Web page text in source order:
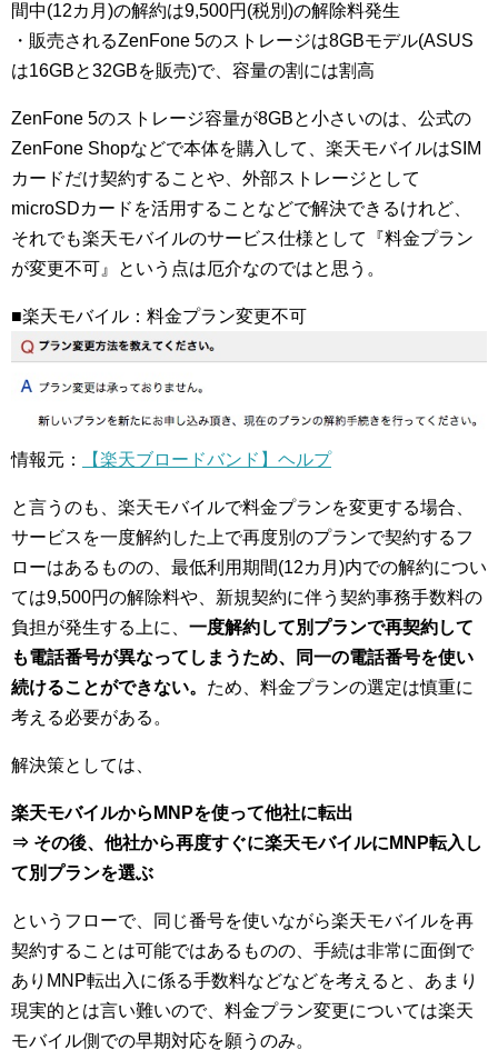
間中(12カ月)の解約は9,500円(税別)の解除料発生
・販売されるZenFone 5のストレージは8GBモデル(ASUS
は16GBと32GBを販売)で、容量の割には割高
ZenFone 5のストレージ容量が8GBと小さいのは、公式の
ZenFone Shopなどで本体を購入して、楽天モバイルはSIM
カードだけ契約することや、外部ストレージとして
microSDカードを活用することなどで解決できるけれど、
それでも楽天モバイルのサービス仕様として『料金プラン
が変更不可』という点は厄介なのではと思う。
■楽天モバイル：料金プラン変更不可
情報元： 【楽天ブロードバンド】ヘルプ
と言うのも、楽天モバイルで料金プランを変更する場合、
サービスを一度解約した上で再度別のプランで契約するフ
ローはあるものの、最低利用期間(12カ月)内での解約につい
ては9,500円の解除料や、新規契約に伴う契約事務手数料の
負担が発生する上に、 一度解約して別プランで再契約して
も電話番号が異なってしまうため、同一の電話番号を使い
続けることができない。 ため、料金プランの選定は慎重に
考える必要がある。
解決策としては、
楽天モバイルからMNPを使って他社に転出
⇒ その後、他社から再度すぐに楽天モバイルにMNP転入し
て別プランを選ぶ
というフローで、同じ番号を使いながら楽天モバイルを再
契約することは可能ではあるものの、手続は非常に面倒で
ありMNP転出入に係る手数料などなどを考えると、あまり
現実的とは言い難いので、料金プラン変更については楽天
モバイル側での早期対応を願うのみ。